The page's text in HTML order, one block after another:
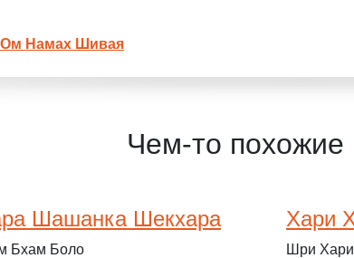
Намах Шивая
Чем-то
Шашанка Шекхара
Бхам Боло
Хари
Шри